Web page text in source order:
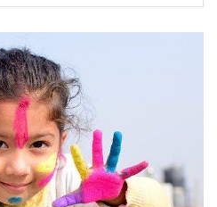
ss
e
n
g
er
er
st
za
g